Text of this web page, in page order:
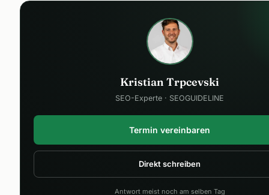
Kristian Trpcevski
SEO-Experte · SEOGUIDELINE
Termin vereinbaren
Direkt schreiben
Antwort meist noch am selben Tag